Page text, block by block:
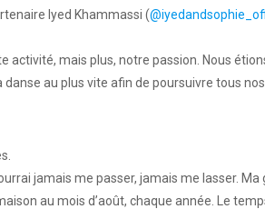
Iyed Khammassi (
activité, mais plus, notre passion. Nous
au plus vite afin de poursuivre tous
jamais me passer, jamais me lasser.
au mois d’août, chaque année. Le temps